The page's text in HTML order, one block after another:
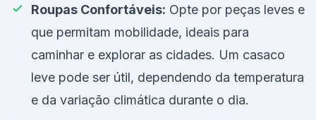
Roupas Confortáveis: Opte por peças leves e
que permitam mobilidade, ideais para
caminhar e explorar as cidades. Um casaco
leve pode ser útil, dependendo da temperatura
e da variação climática durante o dia.